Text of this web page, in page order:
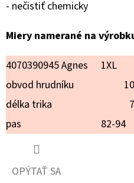
- nečistiť chemicky
Miery namerané na
4070390945 Agnes
1XL
obvod hrudníku
délka trika
pas
82-94
OPÝTAŤ SA